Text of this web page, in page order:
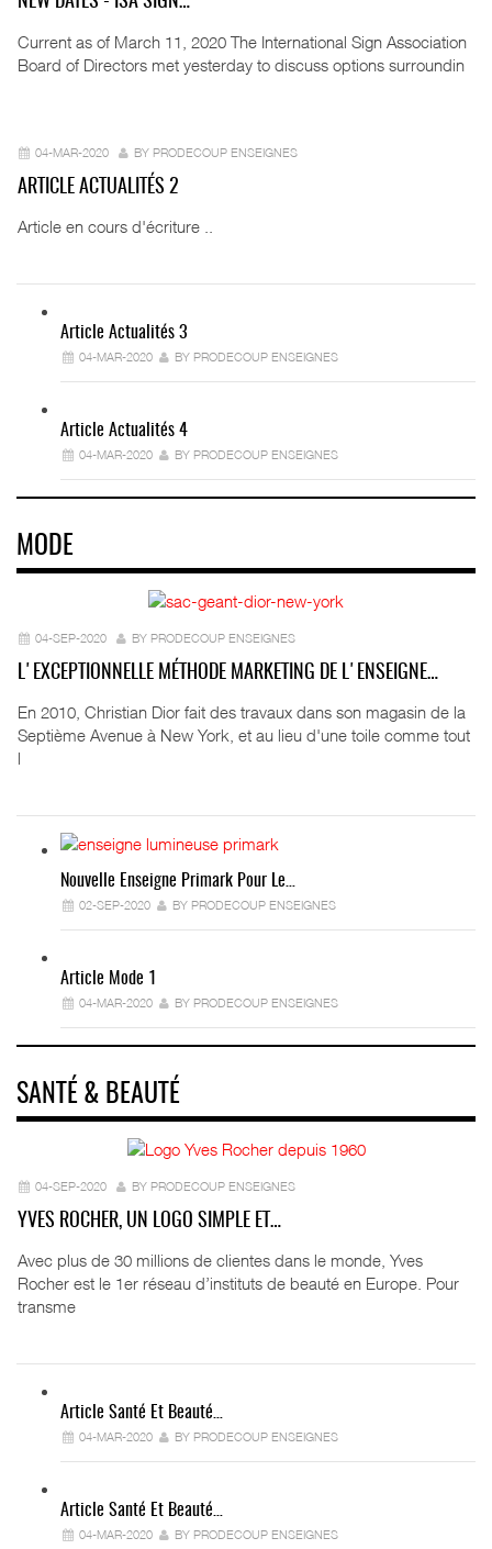
Current as of March 11, 2020 The International Sign Association
Board of Directors met yesterday to discuss options surroundin
04-MAR-2020 BY PRODECOUP ENSEIGNES
ARTICLE ACTUALITÉS 2
Article en cours d'écriture ..
Article Actualités 3
04-MAR-2020 BY PRODECOUP ENSEIGNES
Article Actualités 4
04-MAR-2020 BY PRODECOUP ENSEIGNES
MODE
04-SEP-2020 BY PRODECOUP ENSEIGNES
L'EXCEPTIONNELLE MÉTHODE MARKETING DE L'ENSEIGNE…
En 2010, Christian Dior fait des travaux dans son magasin de la
Septième Avenue à New York, et au lieu d'une toile comme tout
l
Nouvelle Enseigne Primark Pour Le…
02-SEP-2020 BY PRODECOUP ENSEIGNES
Article Mode 1
04-MAR-2020 BY PRODECOUP ENSEIGNES
SANTÉ & BEAUTÉ
04-SEP-2020 BY PRODECOUP ENSEIGNES
YVES ROCHER, UN LOGO SIMPLE ET…
Avec plus de 30 millions de clientes dans le monde, Yves
Rocher est le 1er réseau d’instituts de beauté en Europe. Pour
transme
Article Santé Et Beauté…
04-MAR-2020 BY PRODECOUP ENSEIGNES
Article Santé Et Beauté…
04-MAR-2020 BY PRODECOUP ENSEIGNES